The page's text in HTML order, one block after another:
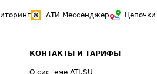
АТИ Мессенджер Цепочки
КОНТАКТЫ И ТАРИФЫ
О системе ATI.SU